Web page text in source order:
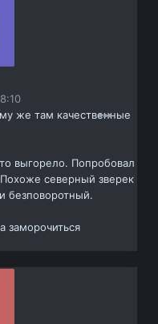
же там качественные
выгорело. Попробовал
северный зверек
безповоротный.
заморочиться